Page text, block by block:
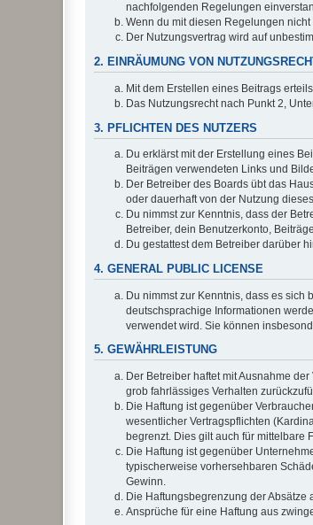
nachfolgenden Regelungen
Wenn du mit diesen Regelungen
Der Nutzungsvertrag wird auf
2. EINRÄUMUNG VON
Mit dem Erstellen eines Beitrags
Das Nutzungsrecht nach Punkt 2,
3. PFLICHTEN DES NUTZERS
Du erklärst mit der Erstellung eines
Beiträgen verwendeten Links und
Der Betreiber des Boards übt das
oder dauerhaft von der Nutzung
Du nimmst zur Kenntnis, dass der
Betreiber, dein Benutzerkonto,
Du gestattest dem Betreiber darüber
4. GENERAL PUBLIC LICENSE
Du nimmst zur Kenntnis, dass es sich
deutschsprachige Informationen
verwendet wird. Sie können
5. GEWÄHRLEISTUNG
Der Betreiber haftet mit Ausnahme
grob fahrlässiges Verhalten
Die Haftung ist gegenüber
wesentlicher Vertragspflichten
begrenzt. Dies gilt auch für
Die Haftung ist gegenüber
typischerweise vorhersehbaren
Gewinn.
Die Haftungsbegrenzung der
Ansprüche für eine Haftung aus